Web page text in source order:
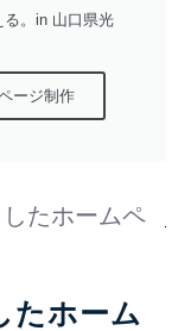
。in 山口県光
ージ制作
たホームペ
たホーム